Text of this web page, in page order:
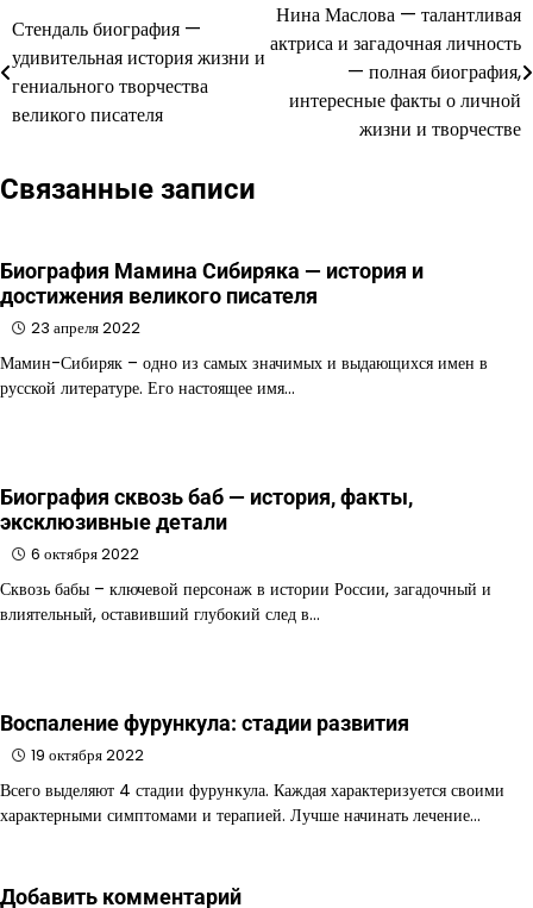
Навигация
по
записям
Стендаль биография —
удивительная история жизни и
гениального творчества
великого писателя
Нина Маслова — талантливая
актриса и загадочная личность
— полная биография,
интересные факты о личной
жизни и творчестве
Связанные записи
Биография Мамина Сибиряка — история и
достижения великого писателя
23 апреля 2022
Мамин-Сибиряк – одно из самых значимых и выдающихся имен в
русской литературе. Его настоящее имя…
Биография сквозь баб — история, факты,
эксклюзивные детали
6 октября 2022
Сквозь бабы – ключевой персонаж в истории России, загадочный и
влиятельный, оставивший глубокий след в…
Воспаление фурункула: стадии развития
19 октября 2022
Всего выделяют 4 стадии фурункула. Каждая характеризуется своими
характерными симптомами и терапией. Лучше начинать лечение…
Добавить комментарий